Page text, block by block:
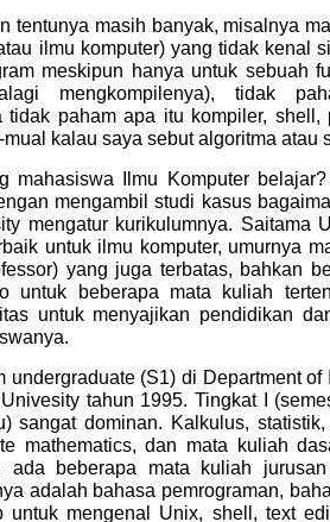
tentunya masih banyak, misalnya
ilmu komputer) yang tidak kenal
meskipun hanya untuk sebuah
mengkompilenya), tidak
tidak paham apa itu kompiler, shell,
kalau saya sebut algoritma atau
mahasiswa Ilmu Komputer
mengambil studi kasus
mengatur kurikulumnya. Saitama
untuk ilmu komputer, umurnya
yang juga terbatas, bahkan
untuk beberapa mata kuliah
untuk menyajikan pendidikan
undergraduate (S1) di Department
tahun 1995. Tingkat I
sangat dominan. Kalkulus,
mathematics, dan mata kuliah
ada beberapa mata kuliah
adalah bahasa pemrograman,
untuk mengenal Unix, shell, text